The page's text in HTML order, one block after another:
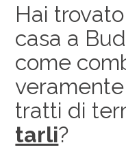
Hai
casa a
come
tratti di
tarli?